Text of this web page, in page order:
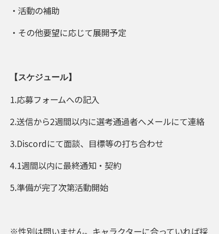
・活動の補助
・その他要望に応じて展開予定
【スケジュール】
1.応募フォームへの記入
2.送信から2週間以内に選考通過者へメールにて連絡
3.Discordにて面談、目標等の打ち合わせ
4.1週間以内に最終通知・契約
5.準備が完了次第活動開始
※性別は問いません。キャラクターに合っていれば採